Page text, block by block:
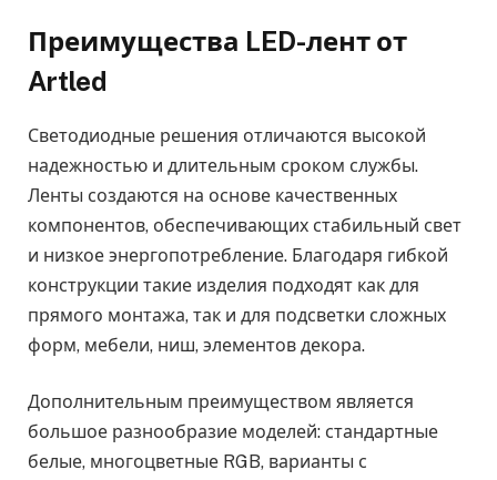
Преимущества LED-лент от
Artled
Светодиодные решения отличаются высокой
надежностью и длительным сроком службы.
Ленты создаются на основе качественных
компонентов, обеспечивающих стабильный свет
и низкое энергопотребление. Благодаря гибкой
конструкции такие изделия подходят как для
прямого монтажа, так и для подсветки сложных
форм, мебели, ниш, элементов декора.
Дополнительным преимуществом является
большое разнообразие моделей: стандартные
белые, многоцветные RGB, варианты с